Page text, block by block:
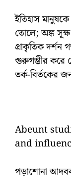
ইতিহাস
তোলে; অঙ্ক সূক্ষ
প্রাকৃতিক দর্শন
গুরুগম্ভীর করে
তর্ক-বির্তকের
Abeunt
and
পড়াশোনা